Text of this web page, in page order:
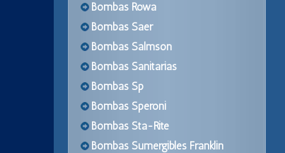
Bombas Rowa
Bombas Saer
Bombas Salmson
Bombas Sanitarias
Bombas Sp
Bombas Speroni
Bombas Sta-Rite
Bombas Sumergibles Franklin